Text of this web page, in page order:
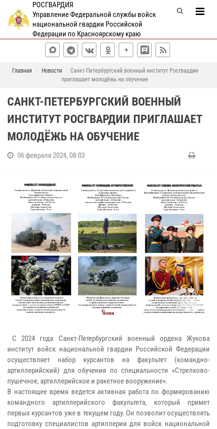
РОСГВАРДИЯ
Управление Федеральной службы войск
национальной гвардии Российской
Федерации по Красноярскому краю
Главная Новости
Санкт-Петербургский военный институт Росгвардии
приглашает молодёжь на обучение
САНКТ-ПЕТЕРБУРГСКИЙ ВОЕННЫЙ
ИНСТИТУТ РОСГВАРДИИ ПРИГЛАШАЕТ
МОЛОДЁЖЬ НА ОБУЧЕНИЕ
06 февраля 2024, 08:03
С 2024 года Санкт-Петербургский военный ордена Жукова
институт войск национальной гвардии Российской Федерации
осуществляет набор курсантов на факультет (командно-
артиллерийский) для обучения по специальности «Стрелково-
пушечное, артиллерийское и ракетное вооружение».
В настоящее время ведется активная работа по формированию
командного артиллерийского факультета, который примет
первых курсантов уже в текущем году. Он позволит осуществлять
подготовку специалистов артиллерии для войск национальной